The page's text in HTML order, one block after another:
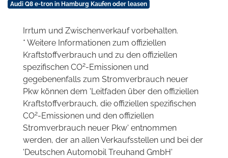
Audi Q8 e-tron in Hamburg Kaufen oder leasen
Irrtum und Zwischenverkauf vorbehalten.
* Weitere Informationen zum offiziellen
Kraftstoffverbrauch und zu den offiziellen
spezifischen CO2-Emissionen und
gegebenenfalls zum Stromverbrauch neuer
Pkw können dem 'Leitfaden über den offiziellen
Kraftstoffverbrauch, die offiziellen spezifischen
CO2-Emissionen und den offiziellen
Stromverbrauch neuer Pkw' entnommen
werden, der an allen Verkaufsstellen und bei der
'Deutschen Automobil Treuhand GmbH'